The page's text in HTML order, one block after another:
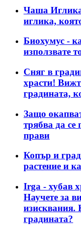
Чаша
иглика,
Биохумус -
използвате
Сняг в
храсти!
градината,
Защо
трябва да се
прави
Копър и
растение и
Irga - хубав
Научете за
изисквания.
градината?